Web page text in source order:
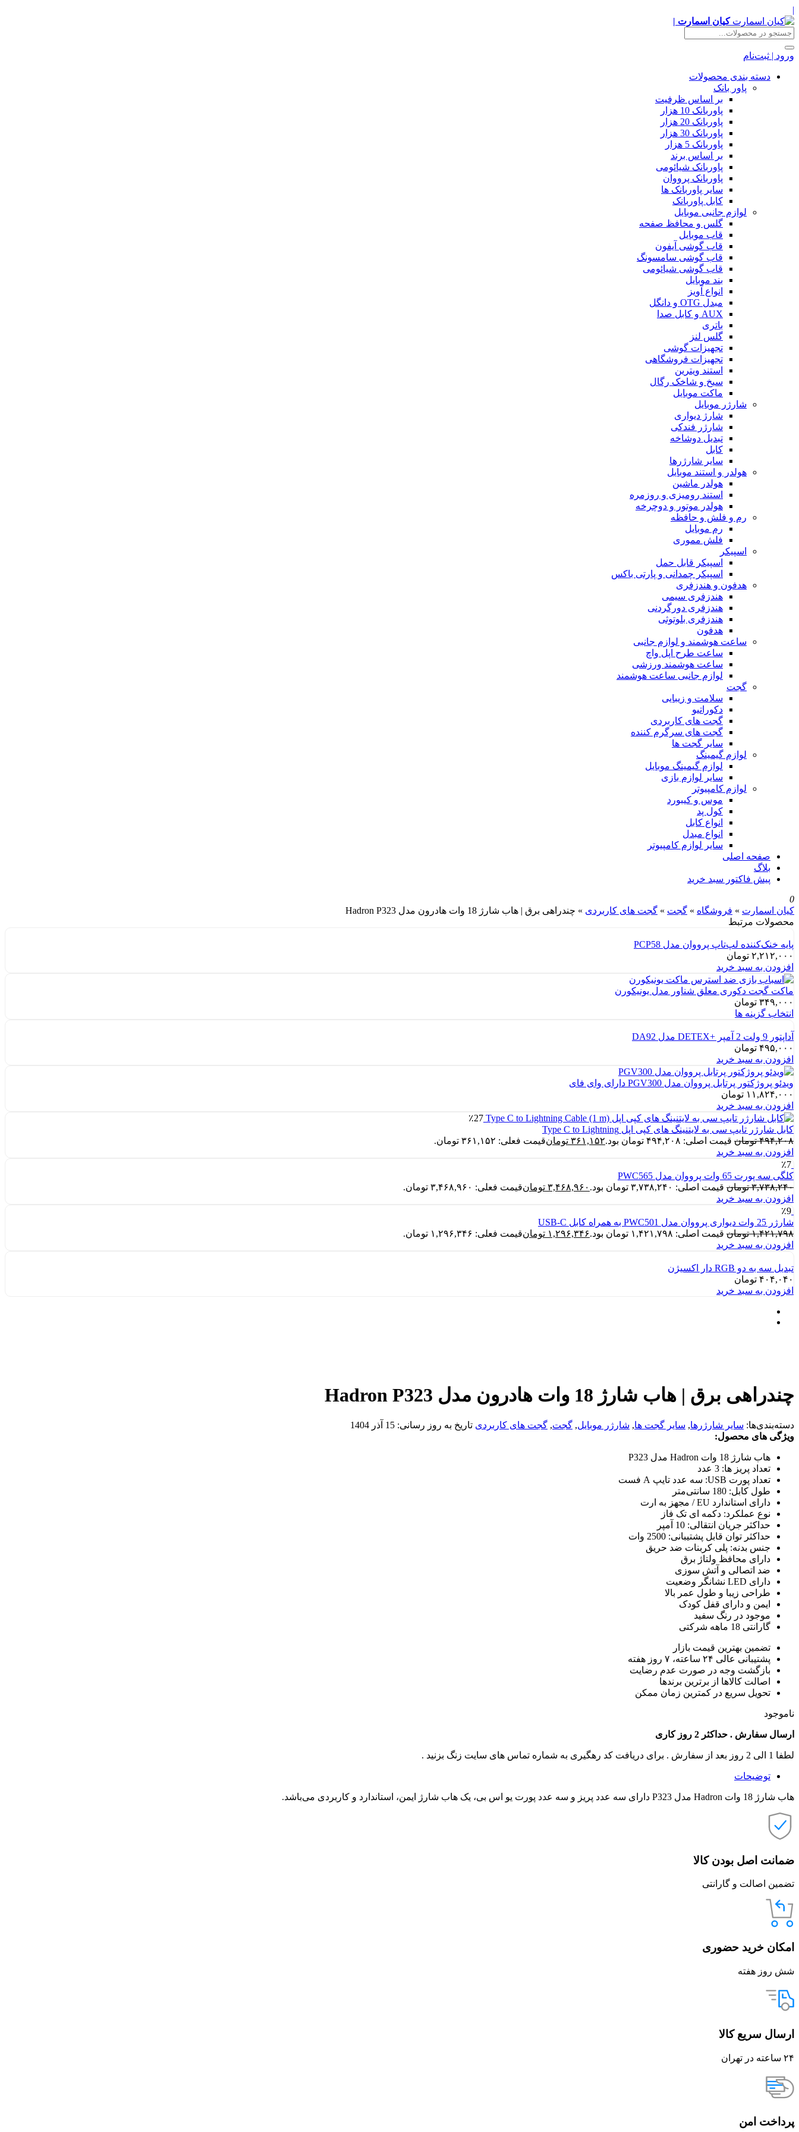
|
کیان اسمارت |
ورود | ثبت‌نام
دسته بندی محصولات
پاور بانک
بر اساس ظرفیت
پاوربانک 10 هزار
پاوربانک 20 هزار
پاوربانک 30 هزار
پاوربانک 5 هزار
بر اساس برند
پاوربانک شیائومی
پاوربانک پرووان
سایر پاوربانک ها
کابل پاوربانک
لوازم جانبی موبایل
گلس و محافظ صفحه
قاب موبایل
قاب گوشی آیفون
قاب گوشی سامسونگ
قاب گوشی شیائومی
بند موبایل
انواع آویز
مبدل OTG و دانگل
AUX و کابل صدا
باتری
گلس لنز
تجهیزات گوشی
تجهیزات فروشگاهی
استند ویترین
سیخ و شاخک رگال
ماکت موبایل
شارژر موبایل
شارژ دیواری
شارژر فندکی
تبدیل دوشاخه
کابل
سایر شارژرها
هولدر و استند موبایل
هولدر ماشین
استند رومیزی و روزمره
هولدر موتور و دوچرخه
رم و فلش و حافظه
رم موبایل
فلش مموری
اسپیکر
اسپیکر قابل حمل
اسپیکر چمدانی و پارتی باکس
هدفون و هندزفری
هندزفری سیمی
هندزفری دورگردنی
هندزفری بلوتوثی
هدفون
ساعت هوشمند و لوازم جانبی
ساعت طرح اپل واچ
ساعت هوشمند ورزشی
لوازم جانبی ساعت هوشمند
گجت
سلامت و زیبایی
دکوراتیو
گجت های کاربردی
گجت های سرگرم کننده
سایر گجت ها
لوازم گیمینگ
لوازم گیمینگ موبایل
سایر لوازم بازی
لوازم کامپیوتر
موس و کیبورد
کول پد
انواع کابل
انواع مبدل
سایر لوازم کامپیوتر
صفحه اصلی
بلاگ
پیش فاکتور سبد خرید
0
کیان اسمارت » فروشگاه » گجت » گجت های کاربردی » چندراهی برق | هاب شارژ 18 وات هادرون مدل Hadron P323
محصولات مرتبط
پایه خنک‌کننده لپ‌تاپ پرووان مدل PCP58
۲,۲۱۲,۰۰۰ تومان
افزودن به سبد خرید
ماکت گجت دکوری معلق شناور مدل یونیکورن
۳۴۹,۰۰۰ تومان
انتخاب گزینه ها
آداپتور 9 ولت 2 آمپر +DETEX مدل DA92
۴۹۵,۰۰۰ تومان
افزودن به سبد خرید
ویدئو پروژکتور پرتابل پرووان مدل PGV300 دارای وای فای
۱۱,۸۲۴,۰۰۰ تومان
افزودن به سبد خرید
٪27
کابل شارژر تایپ سی به لایتنینگ های کپی اپل Type C to Lightning
۴۹۴,۲۰۸ تومان قیمت اصلی: ۴۹۴,۲۰۸ تومان بود. ۳۶۱,۱۵۲ تومانقیمت فعلی: ۳۶۱,۱۵۲ تومان.
افزودن به سبد خرید
٪7
کلگی سه پورت 65 وات پرووان مدل PWC565
۳,۷۳۸,۲۴۰ تومان قیمت اصلی: ۳,۷۳۸,۲۴۰ تومان بود. ۳,۴۶۸,۹۶۰ تومانقیمت فعلی: ۳,۴۶۸,۹۶۰ تومان.
افزودن به سبد خرید
٪9
شارژر 25 وات دیواری پرووان مدل PWC501 به همراه کابل USB-C
۱,۴۲۱,۷۹۸ تومان قیمت اصلی: ۱,۴۲۱,۷۹۸ تومان بود. ۱,۲۹۶,۳۴۶ تومانقیمت فعلی: ۱,۲۹۶,۳۴۶ تومان.
افزودن به سبد خرید
تبدیل سه به دو RGB دار اکسیژن
۴۰۴,۰۴۰ تومان
افزودن به سبد خرید
چندراهی برق | هاب شارژ 18 وات هادرون مدل Hadron P323
دسته‌بندی‌ها: سایر شارژرها, سایر گجت ها, شارژر موبایل, گجت, گجت های کاربردی تاریخ به روز رسانی: 15 آذر 1404
ویژگی های محصول:
هاب شارژ 18 وات Hadron مدل P323
تعداد پریز ها: 3 عدد
تعداد پورت USB: سه عدد تایپ A فست
طول کابل: 180 سانتی‌متر
دارای استاندارد EU / مجهز به ارت
نوع عملکرد: دکمه ای تک فاز
حداکثر جریان انتقالی: 10 آمپر
حداکثر توان قابل پشتیبانی: 2500 وات
جنس بدنه: پلی کربنات ضد حریق
دارای محافظ ولتاژ برق
ضد اتصالی و آتش سوزی
دارای LED نشانگر وضعیت
طراحی زیبا و طول عمر بالا
ایمن و دارای قفل کودک
موجود در رنگ سفید
گارانتی 18 ماهه شرکتی
تضمین بهترین قیمت بازار
پشتیبانی عالی ۲۴ ساعته، ۷ روز هفته
بازگشت وجه در صورت عدم رضایت
اصالت کالاها از برترین برندها
تحویل سریع در کمترین زمان ممکن
ناموجود
ارسال سفارش . حداکثر 2 روز کاری
لطفا 1 الی 2 روز بعد از سفارش . برای دریافت کد رهگیری به شماره تماس های سایت زنگ بزنید .
توضیحات
هاب شارژ 18 وات Hadron مدل P323 دارای سه عدد پریز و سه عدد پورت یو اس بی، یک هاب شارژ ایمن، استاندارد و کاربردی می‌باشد.
ضمانت اصل بودن کالا
تضمین اصالت و گارانتی
امکان خرید حضوری
شش روز هفته
ارسال سریع کالا
۲۴ ساعته در تهران
پرداخت امن